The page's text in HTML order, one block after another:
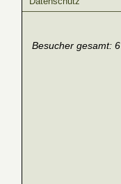
Besucher gesamt: 6